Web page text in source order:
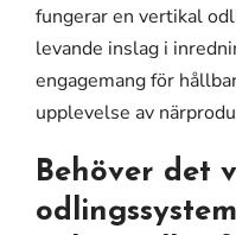
fungerar en vertikal
levande inslag i
engagemang för
upplevelse av
Behöver det